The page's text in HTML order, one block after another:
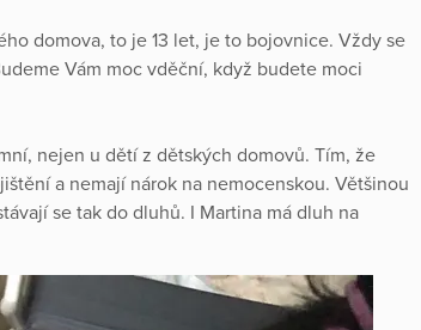
domova, to je 13 let, je to bojovnice. Vždy se
Vám moc vděční, když budete moci
nejen u dětí z dětských domovů. Tím, že
a nemají nárok na nemocenskou. Většinou
se tak do dluhů. I Martina má dluh na